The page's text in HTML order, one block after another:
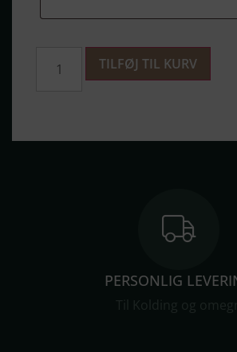
TILFØJ TIL KURV
PERSONLIG